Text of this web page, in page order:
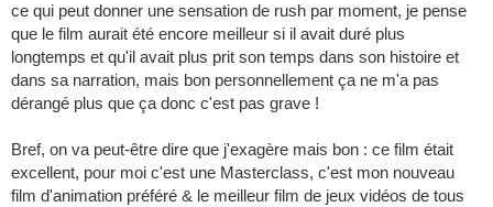
ce qui peut donner une sensation de rush par moment, je pense
que le film aurait été encore meilleur si il avait duré plus
longtemps et qu'il avait plus prit son temps dans son histoire et
dans sa narration, mais bon personnellement ça ne m'a pas
dérangé plus que ça donc c'est pas grave !
Bref, on va peut-être dire que j'exagère mais bon : ce film était
excellent, pour moi c'est une Masterclass, c'est mon nouveau
film d'animation préféré & le meilleur film de jeux vidéos de tous